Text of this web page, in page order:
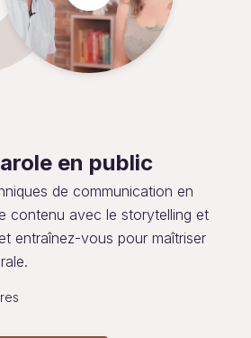
en public
de communication en
contenu avec le storytelling et
entraînez-vous pour maîtriser